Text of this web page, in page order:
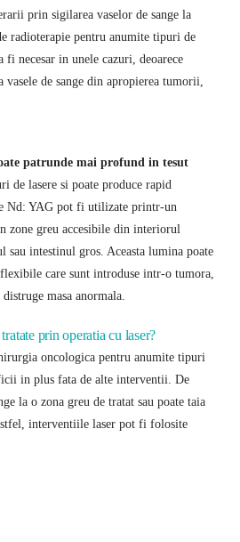
prin sigilarea vaselor de sange la
radioterapie pentru anumite tipuri de
fi necesar in unele cazuri, deoarece
de sange din apropierea tumorii,
patrunde mai profund in tesut
de lasere si poate produce rapid
Nd: YAG pot fi utilizate printr-un
zone greu accesibile din interiorul
intestinul gros. Aceasta lumina poate
care sunt introduse intr-o tumora,
masa anormala.
prin operatia cu laser?
oncologica pentru anumite tipuri
in plus fata de alte interventii. De
la o zona greu de tratat sau poate taia
interventiile laser pot fi folosite